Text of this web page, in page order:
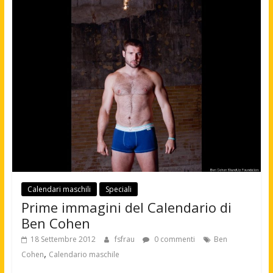
Calendari maschili Speciali
Prime immagini del Calendario di
Ben Cohen
18 Settembre 2012 fsfrau 0 commenti
Ben
Cohen, Calendario maschile